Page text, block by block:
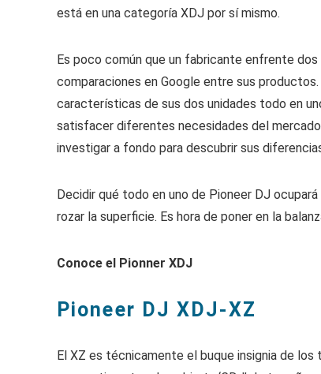
está en una categoría XDJ por sí mismo.
Es poco común que un fabricante enfrente
comparaciones en Google entre sus
características de sus dos unidades todo en
satisfacer diferentes necesidades del
investigar a fondo para descubrir sus
Decidir qué todo en uno de Pioneer DJ
rozar la superficie. Es hora de poner en la
Conoce el Pionner XDJ
Pioneer DJ XDJ-XZ
El XZ es técnicamente el buque insignia de